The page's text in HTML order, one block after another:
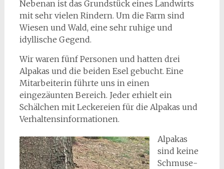
Nebenan ist das Grundstück eines Landwirts
mit sehr vielen Rindern. Um die Farm sind
Wiesen und Wald, eine sehr ruhige und
idyllische Gegend.
Wir waren fünf Personen und hatten drei
Alpakas und die beiden Esel gebucht. Eine
Mitarbeiterin führte uns in einen
eingezäunten Bereich. Jeder erhielt ein
Schälchen mit Leckereien für die Alpakas und
Verhaltensinformationen.
Alpakas
sind keine
Schmuse-